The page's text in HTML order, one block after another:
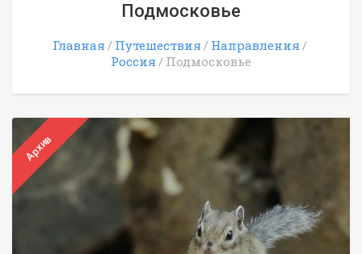
Подмосковье
Главная Путешествия
Направления
Россия
Подмосковье
Архив